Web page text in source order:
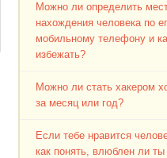
Можно ли определить
нахождения человека по
мобильному телефону и
избежать?
Можно ли стать хакером
за месяц или год?
Если тебе нравится
как понять, влюблен ли ты